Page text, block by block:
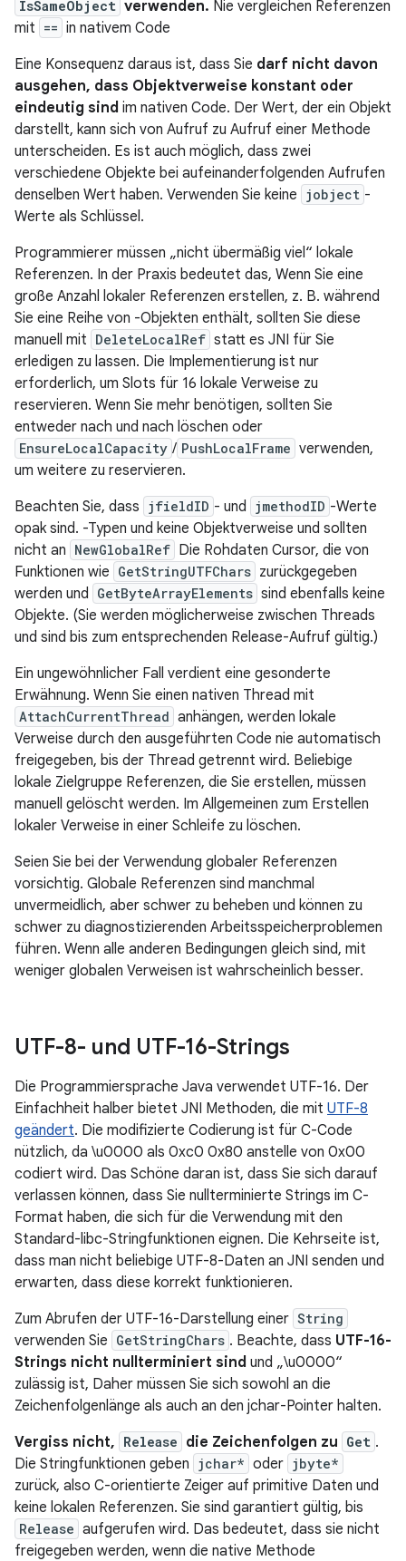
IsSameObject verwenden. Nie vergleichen Referenzen
mit == in nativem Code
Eine Konsequenz daraus ist, dass Sie darf nicht davon
ausgehen, dass Objektverweise konstant oder
eindeutig sind im nativen Code. Der Wert, der ein Objekt
darstellt, kann sich von Aufruf zu Aufruf einer Methode
unterscheiden. Es ist auch möglich, dass zwei
verschiedene Objekte bei aufeinanderfolgenden Aufrufen
denselben Wert haben. Verwenden Sie keine jobject -
Werte als Schlüssel.
Programmierer müssen „nicht übermäßig viel“ lokale
Referenzen. In der Praxis bedeutet das, Wenn Sie eine
große Anzahl lokaler Referenzen erstellen, z. B. während
Sie eine Reihe von -Objekten enthält, sollten Sie diese
manuell mit DeleteLocalRef statt es JNI für Sie
erledigen zu lassen. Die Implementierung ist nur
erforderlich, um Slots für 16 lokale Verweise zu
reservieren. Wenn Sie mehr benötigen, sollten Sie
entweder nach und nach löschen oder
EnsureLocalCapacity / PushLocalFrame verwenden,
um weitere zu reservieren.
Beachten Sie, dass jfieldID - und jmethodID -Werte
opak sind. -Typen und keine Objektverweise und sollten
nicht an NewGlobalRef Die Rohdaten Cursor, die von
Funktionen wie GetStringUTFChars zurückgegeben
werden und GetByteArrayElements sind ebenfalls keine
Objekte. (Sie werden möglicherweise zwischen Threads
und sind bis zum entsprechenden Release-Aufruf gültig.)
Ein ungewöhnlicher Fall verdient eine gesonderte
Erwähnung. Wenn Sie einen nativen Thread mit
AttachCurrentThread anhängen, werden lokale
Verweise durch den ausgeführten Code nie automatisch
freigegeben, bis der Thread getrennt wird. Beliebige
lokale Zielgruppe Referenzen, die Sie erstellen, müssen
manuell gelöscht werden. Im Allgemeinen zum Erstellen
lokaler Verweise in einer Schleife zu löschen.
Seien Sie bei der Verwendung globaler Referenzen
vorsichtig. Globale Referenzen sind manchmal
unvermeidlich, aber schwer zu beheben und können zu
schwer zu diagnostizierenden Arbeitsspeicherproblemen
führen. Wenn alle anderen Bedingungen gleich sind, mit
weniger globalen Verweisen ist wahrscheinlich besser.
UTF-8- und UTF-16-Strings
Die Programmiersprache Java verwendet UTF-16. Der
Einfachheit halber bietet JNI Methoden, die mit UTF-8
geändert. Die modifizierte Codierung ist für C-Code
nützlich, da \u0000 als 0xc0 0x80 anstelle von 0x00
codiert wird. Das Schöne daran ist, dass Sie sich darauf
verlassen können, dass Sie nullterminierte Strings im C-
Format haben, die sich für die Verwendung mit den
Standard-libc-Stringfunktionen eignen. Die Kehrseite ist,
dass man nicht beliebige UTF-8-Daten an JNI senden und
erwarten, dass diese korrekt funktionieren.
Zum Abrufen der UTF-16-Darstellung einer String
verwenden Sie GetStringChars . Beachte, dass UTF-16-
Strings nicht nullterminiert sind und „\u0000“
zulässig ist, Daher müssen Sie sich sowohl an die
Zeichenfolgenlänge als auch an den jchar-Pointer halten.
Vergiss nicht, Release die Zeichenfolgen zu Get .
Die Stringfunktionen geben jchar* oder jbyte*
zurück, also C-orientierte Zeiger auf primitive Daten und
keine lokalen Referenzen. Sie sind garantiert gültig, bis
Release aufgerufen wird. Das bedeutet, dass sie nicht
freigegeben werden, wenn die native Methode